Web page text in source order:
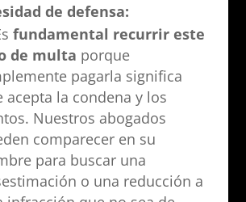
de defensa:
fundamental recurrir este
de multa porque
pagarla significa
acepta la condena y los
Nuestros abogados
comparecer en su
para buscar una
o una reducción a